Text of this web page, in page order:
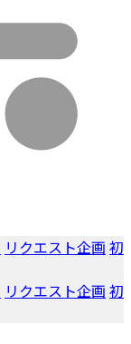
リクエスト企画 初
リクエスト企画 初